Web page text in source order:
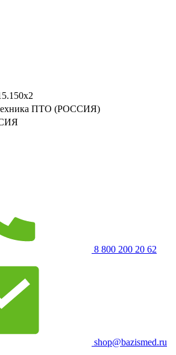
ПТО (РОССИЯ)
8 800 200 20 62
shop@bazismed.ru